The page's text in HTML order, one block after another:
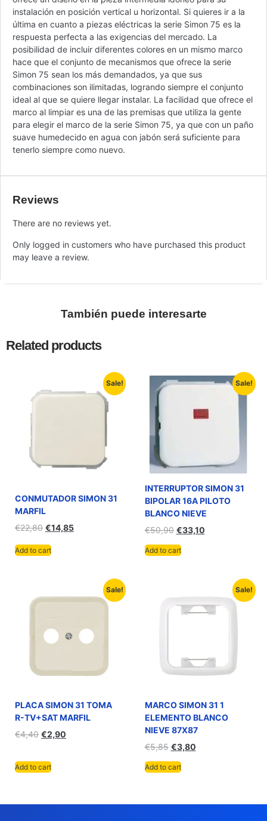
instalación en posición vertical u horizontal. Si quieres ir a la
última en cuanto a piezas eléctricas la serie Simon 75 es la
respuesta perfecta a las exigencias del mercado. La
posibilidad de incluir diferentes colores en un mismo marco
hace que el conjunto de mecanismos que ofrece la serie
Simon 75 sean los más demandados, ya que sus
combinaciones son ilimitadas, logrando siempre el conjunto
ideal al que se quiere llegar instalar. La facilidad que ofrece el
marco al limpiar es una de las premisas que utiliza la gente
para elegir el marco de la serie Simon 75, ya que con un paño
suave humedecido en agua con jabón será suficiente para
tenerlo siempre como nuevo.
Reviews
There are no reviews yet.
Only logged in customers who have purchased this product
may leave a review.
También puede interesarte
Related products
Sale!
CONMUTADOR SIMON 31
MARFIL
€22,80 €14,85
Add to cart
Sale!
INTERRUPTOR SIMON 31
BIPOLAR 16A PILOTO
BLANCO NIEVE
€50,90 €33,10
Add to cart
Sale!
PLACA SIMON 31 TOMA
R-TV+SAT MARFIL
€4,40 €2,90
Add to cart
Sale!
MARCO SIMON 31 1
ELEMENTO BLANCO
NIEVE 87X87
€5,85 €3,80
Add to cart